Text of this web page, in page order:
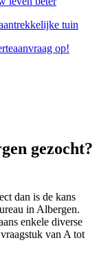
tuin
op!
gezocht?
dan is de kans
in Albergen.
enkele diverse
van A tot